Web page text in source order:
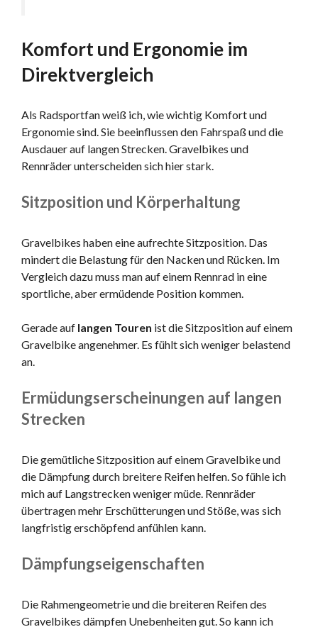
Komfort und Ergonomie im
Direktvergleich
Als Radsportfan weiß ich, wie wichtig Komfort und
Ergonomie sind. Sie beeinflussen den Fahrspaß und die
Ausdauer auf langen Strecken. Gravelbikes und
Rennräder unterscheiden sich hier stark.
Sitzposition und Körperhaltung
Gravelbikes haben eine aufrechte Sitzposition. Das
mindert die Belastung für den Nacken und Rücken. Im
Vergleich dazu muss man auf einem Rennrad in eine
sportliche, aber ermüdende Position kommen.
Gerade auf langen Touren ist die Sitzposition auf einem
Gravelbike angenehmer. Es fühlt sich weniger belastend
an.
Ermüdungserscheinungen auf langen
Strecken
Die gemütliche Sitzposition auf einem Gravelbike und
die Dämpfung durch breitere Reifen helfen. So fühle ich
mich auf Langstrecken weniger müde. Rennräder
übertragen mehr Erschütterungen und Stöße, was sich
langfristig erschöpfend anfühlen kann.
Dämpfungseigenschaften
Die Rahmengeometrie und die breiteren Reifen des
Gravelbikes dämpfen Unebenheiten gut. So kann ich